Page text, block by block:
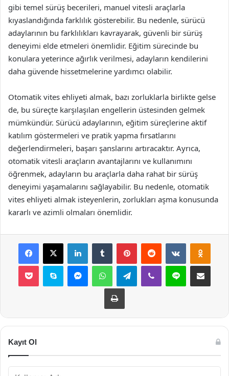
gibi temel sürüş becerileri, manuel vitesli araçlarla
kıyaslandığında farklılık gösterebilir. Bu nedenle, sürücü
adaylarının bu farklılıkları kavrayarak, güvenli bir sürüş
deneyimi elde etmeleri önemlidir. Eğitim sürecinde bu
konulara yeterince ağırlık verilmesi, adayların kendilerini
daha güvende hissetmelerine yardımcı olabilir.
Otomatik vites ehliyeti almak, bazı zorluklarla birlikte gelse
de, bu süreçte karşılaşılan engellerin üstesinden gelmek
mümkündür. Sürücü adaylarının, eğitim süreçlerine aktif
katılım göstermeleri ve pratik yapma fırsatlarını
değerlendirmeleri, başarı şanslarını artıracaktır. Ayrıca,
otomatik vitesli araçların avantajlarını ve kullanımını
öğrenmek, adayların bu araçlarla daha rahat bir sürüş
deneyimi yaşamalarını sağlayabilir. Bu nedenle, otomatik
vites ehliyeti almak isteyenlerin, zorlukları aşma konusunda
kararlı ve azimli olmaları önemlidir.
Facebook
X LinkedInTumblr PinterestReddit VKontakte
Pocket Skype MessengerWhatsAppTelegramViber Line E-Posta ile
Yazdır
Kayıt Ol